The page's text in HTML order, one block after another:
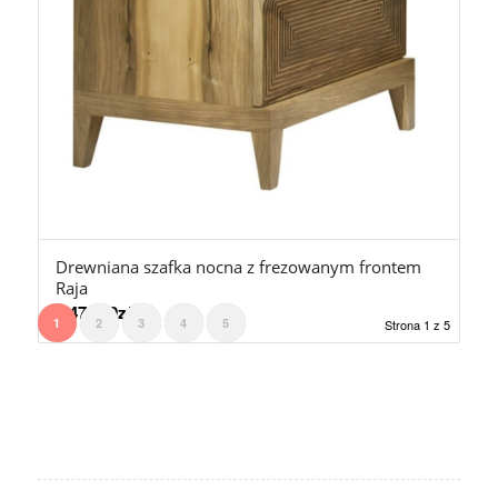
Drewniana szafka nocna z frezowanym frontem
Raja
5.470,00zł
Strona 1 z 5
1 2 3 4 5